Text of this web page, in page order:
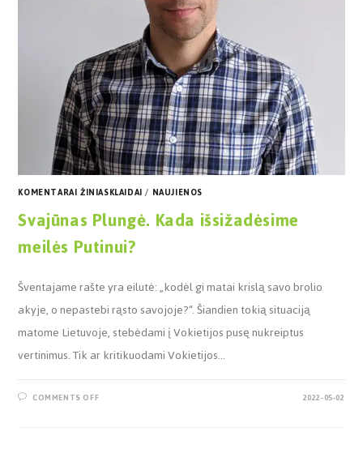
KOMENTARAI ŽINIASKLAIDAI/ NAUJIENOS
Svajūnas Plungė. Kada išsižadėsime
meilės Putinui?
Šventajame rašte yra eilutė: „kodėl gi matai krislą savo brolio
akyje, o nepastebi rąsto savojoje?“. Šiandien tokią situaciją
matome Lietuvoje, stebėdami į Vokietijos pusę nukreiptus
vertinimus. Tik ar kritikuodami Vokietijos…
COMMENTS OFF 2022-05-02